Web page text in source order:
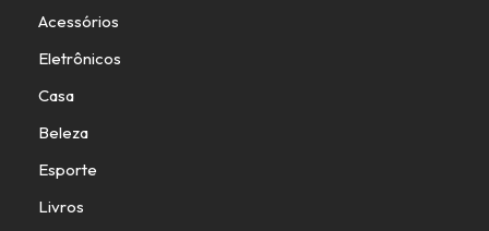
Acessórios
Eletrônicos
Casa
Beleza
Esporte
Livros